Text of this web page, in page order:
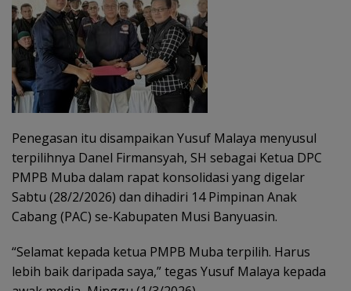
Penegasan itu disampaikan Yusuf Malaya menyusul
terpilihnya Danel Firmansyah, SH sebagai Ketua DPC
PMPB Muba dalam rapat konsolidasi yang digelar
Sabtu (28/2/2026) dan dihadiri 14 Pimpinan Anak
Cabang (PAC) se-Kabupaten Musi Banyuasin.
“Selamat kepada ketua PMPB Muba terpilih. Harus
lebih baik daripada saya,” tegas Yusuf Malaya kepada